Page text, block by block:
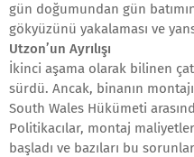
gün doğumundan gün
gökyüzünü yakalaması ve
Utzon’un Ayrılışı
İkinci aşama olarak bilinen
sürdü. Ancak, binanın
South Wales Hükümeti
Politikacılar, montaj
başladı ve bazıları bu